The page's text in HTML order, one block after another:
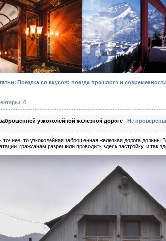
Поездка со вкусом: поезда прошлого и
0
Не проверены
узкоколейной железной дороге
то узкоколейная заброшенная железная дорога долины
гражданам разрешили проводить здесь застройку, и так